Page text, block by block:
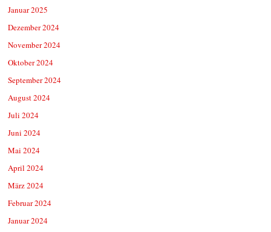
Januar 2025
Dezember 2024
November 2024
Oktober 2024
September 2024
August 2024
Juli 2024
Juni 2024
Mai 2024
April 2024
März 2024
Februar 2024
Januar 2024